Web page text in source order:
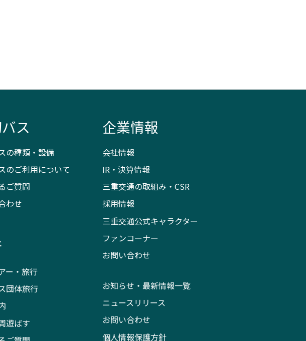
ス
の種類・設備
のご利用について
ご質問
わせ
ー・旅行
団体旅行
遊ばす
企業情報
会社情報
IR・決算情報
三重交通の取組み・CSR
採用情報
三重交通公式キャラクター
ファンコーナー
お問い合わせ
お知らせ・最新情報一覧
ニュースリリース
お問い合わせ
個人情報保護方針